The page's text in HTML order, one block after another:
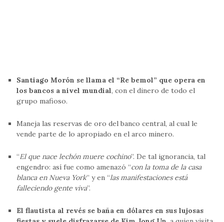
Santiago Morón se llama el “Re bemol” que opera en
los bancos a nivel mundial, con el dinero de todo el
grupo mafioso.
Maneja las reservas de oro del banco central, al cual le
vende parte de lo apropiado en el arco minero.
“El que nace lechón muere cochino”. De tal ignorancia, tal
engendro: así fue como amenazó “con la toma de la casa
blanca en Nueva York” y en “las manifestaciones está
falleciendo gente viva”.
El flautista al revés se baña en dólares en sus lujosas